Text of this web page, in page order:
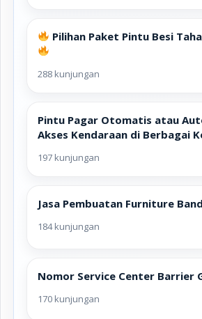
Pilihan Paket Pintu Besi
288 kunjungan
Pintu Pagar Otomatis atau
Akses Kendaraan di Berbagai
197 kunjungan
Jasa Pembuatan Furniture
184 kunjungan
Nomor Service Center Barrier
170 kunjungan